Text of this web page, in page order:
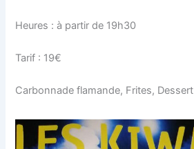
Heures : à partir de 19h30
Tarif : 19€
Carbonnade flamande, Frites, Dessert